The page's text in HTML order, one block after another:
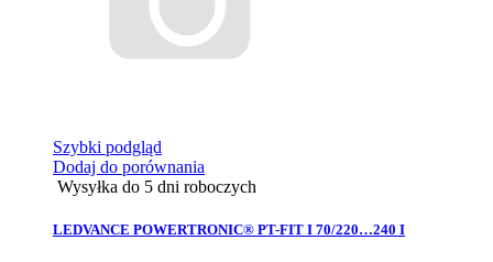
Szybki podgląd
Dodaj do porównania
Wysyłka do 5 dni roboczych
LEDVANCE POWERTRONIC® PT-FIT I 70/220…240 I